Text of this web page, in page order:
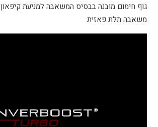
גוף חימום מובנה בבסיס המשאבה למניעת קיפאון
משאבה תלת פאזית